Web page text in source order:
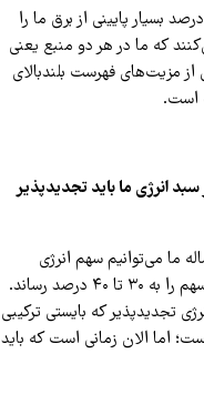
بسیار پایینی از برق ما را
که ما در هر دو منبع یعنی
مزیت‌های فهرست بلندبالای
است.
انرژی ما باید تجدیدپذیر
۳۰ درصد رسید. البته یک‌شبه که نمی‌شود، اما من معتقدم در یک برنامه ۵ساله ما می‌توانیم سهم انرژی
تجدیدپذیر در سبد انرژی کشور را به ۲۰ درصد برسانیم. در ۵ سال بعدی هم بایستی این سهم را به ۳۰ تا ۴۰ درصد رساند.
درصد از منابع برقش را از انرژی تجدیدپذیر که بایستی ترکیبی
اما الان زمانی است که باید